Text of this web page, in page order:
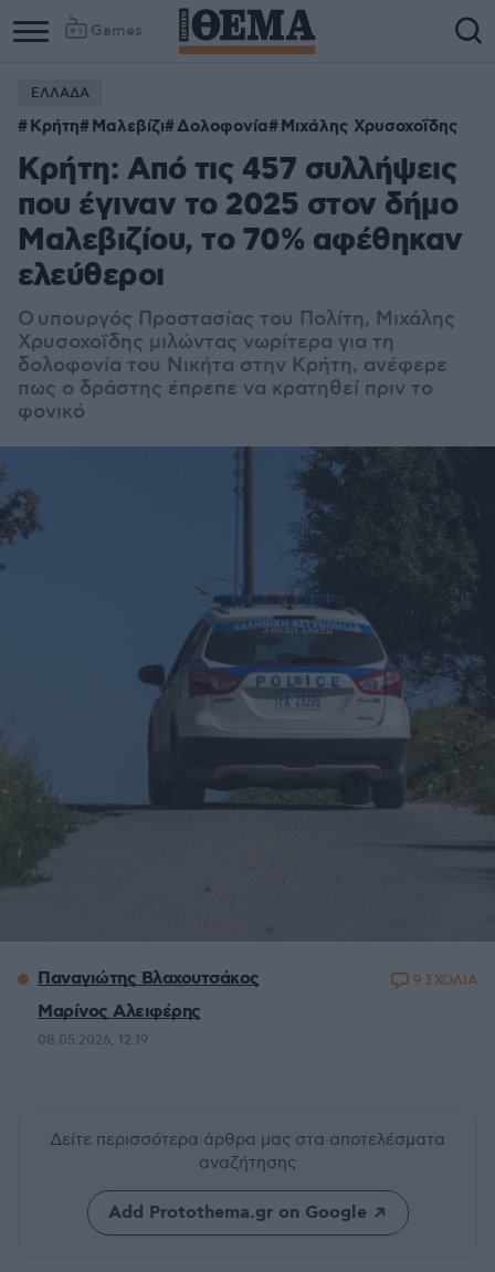
Games
ΕΛΛΑΔΑ
Κρήτη Μαλεβίζι Δολοφονία Μιχάλης Χρυσοχοΐδης
Κρήτη: Από τις 457 συλλήψεις
που έγιναν το 2025 στον δήμο
Μαλεβιζίου, το 70% αφέθηκαν
ελεύθεροι
Ο υπουργός Προστασίας του Πολίτη, Μιχάλης
Χρυσοχοΐδης μιλώντας νωρίτερα για τη
δολοφονία του Νικήτα στην Κρήτη, ανέφερε
πως ο δράστης έπρεπε να κρατηθεί πριν το
φονικό
Παναγιώτης Βλαχουτσάκος
Μαρίνος Αλειφέρης
08.05.2026, 12:19
9 ΣΧΟΛΙΑ
Δείτε περισσότερα άρθρα μας στα αποτελέσματα
αναζήτησης
Add Protothema.gr on Google